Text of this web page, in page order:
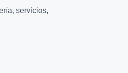
servicios,